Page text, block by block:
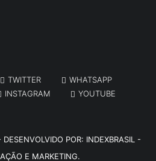
TWITTER
WHATSAPP
INSTAGRAM YOUTUBE
DESENVOLVIDO POR: INDEXBRASIL -
E MARKETING.